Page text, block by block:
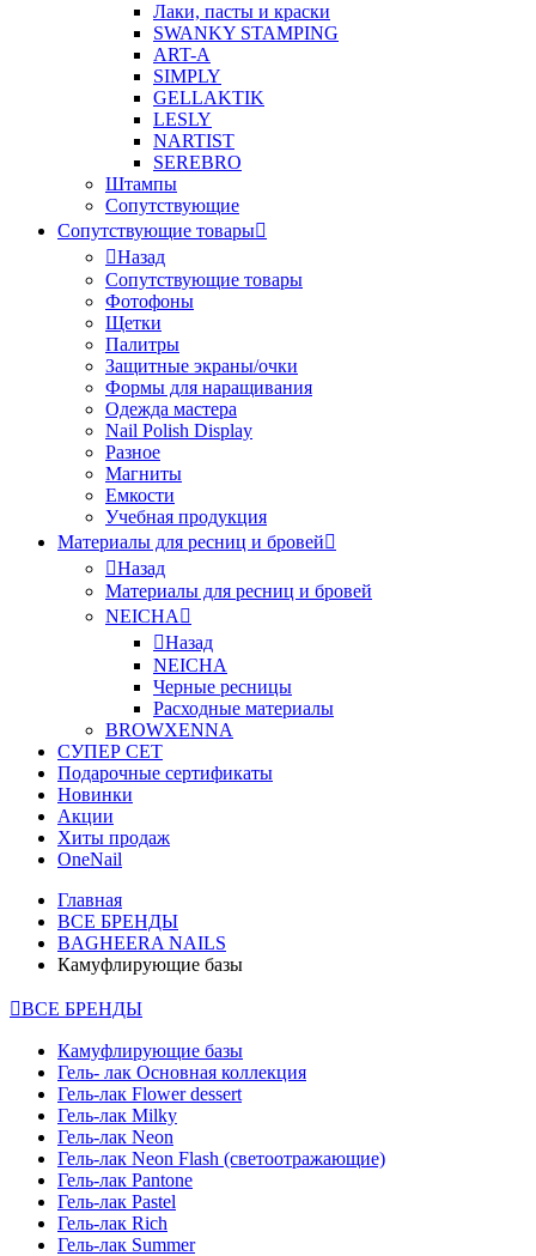
Лаки, пасты и краски
SWANKY STAMPING
ART-A
SIMPLY
GELLAKTIK
LESLY
NARTIST
SEREBRO
Штампы
Сопутствующие
Сопутствующие товары
Назад
Сопутствующие товары
Фотофоны
Щетки
Палитры
Защитные экраны/очки
Формы для наращивания
Одежда мастера
Nail Polish Display
Разное
Магниты
Емкости
Учебная продукция
Материалы для ресниц и бровей
Назад
Материалы для ресниц и бровей
NEICHA
Назад
NEICHA
Черные ресницы
Расходные материалы
BROWXENNA
СУПЕР СЕТ
Подарочные сертификаты
Новинки
Акции
Хиты продаж
OneNail
Главная
ВСЕ БРЕНДЫ
BAGHEERA NAILS
Камуфлирующие базы
ВСЕ БРЕНДЫ
Камуфлирующие базы
Гель- лак Основная коллекция
Гель-лак Flower dessert
Гель-лак Milky
Гель-лак Neon
Гель-лак Neon Flash (светоотражающие)
Гель-лак Pantone
Гель-лак Pastel
Гель-лак Rich
Гель-лак Summer